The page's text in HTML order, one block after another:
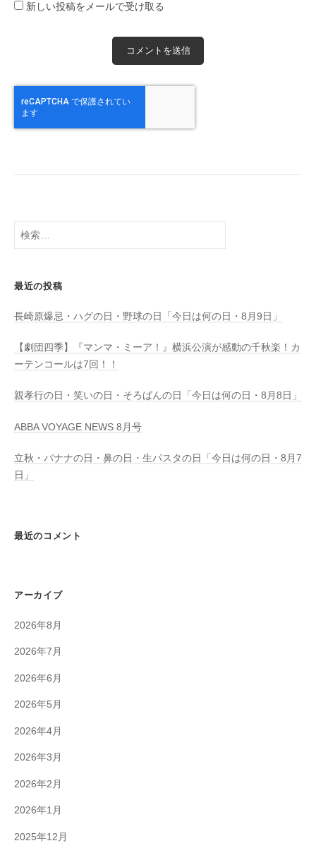
新しい投稿をメールで受け取る
検
最近の投稿
長崎原爆忌・ハグの日・野球の日「今日は何の日・8月9日」
【劇団四季】『マンマ・ミーア！』横浜公演が感動の千秋楽！カ
ーテンコールは7回！！
親孝行の日・笑いの日・そろばんの日「今日は何の日・8月8日」
ABBA VOYAGE NEWS 8月号
立秋・バナナの日・鼻の日・生パスタの日「今日は何の日・8月7
日」
最近のコメント
アーカイブ
2026年8月
2026年7月
2026年6月
2026年5月
2026年4月
2026年3月
2026年2月
2026年1月
2025年12月